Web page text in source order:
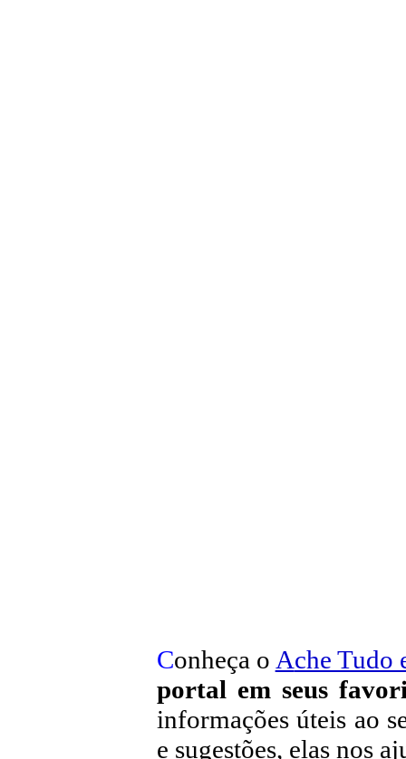
Conheça o Ache Tudo
portal em seus
informações úteis ao
e sugestões, elas nos